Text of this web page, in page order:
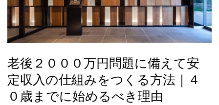
老後２０００万円問題に備えて安
定収入の仕組みをつくる方法｜４
０歳までに始めるべき理由